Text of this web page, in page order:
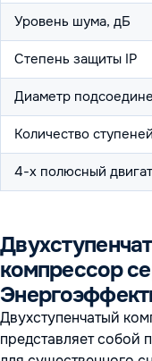
Уровень шума, дБ
Степень защиты IP
Диаметр
Количество ступеней
4-х полюсный
компрессор
Двухступенчатый
представляет собой